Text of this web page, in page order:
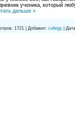
ученика, который
дальше »
1721 Добавил: collegy